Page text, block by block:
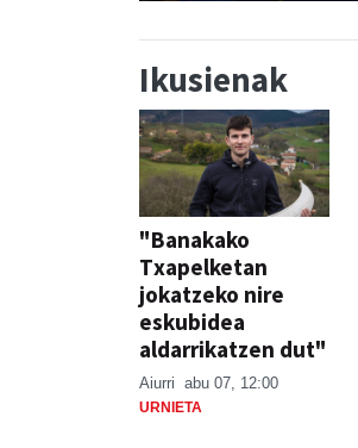
Ikusienak
"Banakako
Txapelketan
jokatzeko nire
eskubidea
aldarrikatzen dut"
Aiurri abu 07, 12:00
URNIETA